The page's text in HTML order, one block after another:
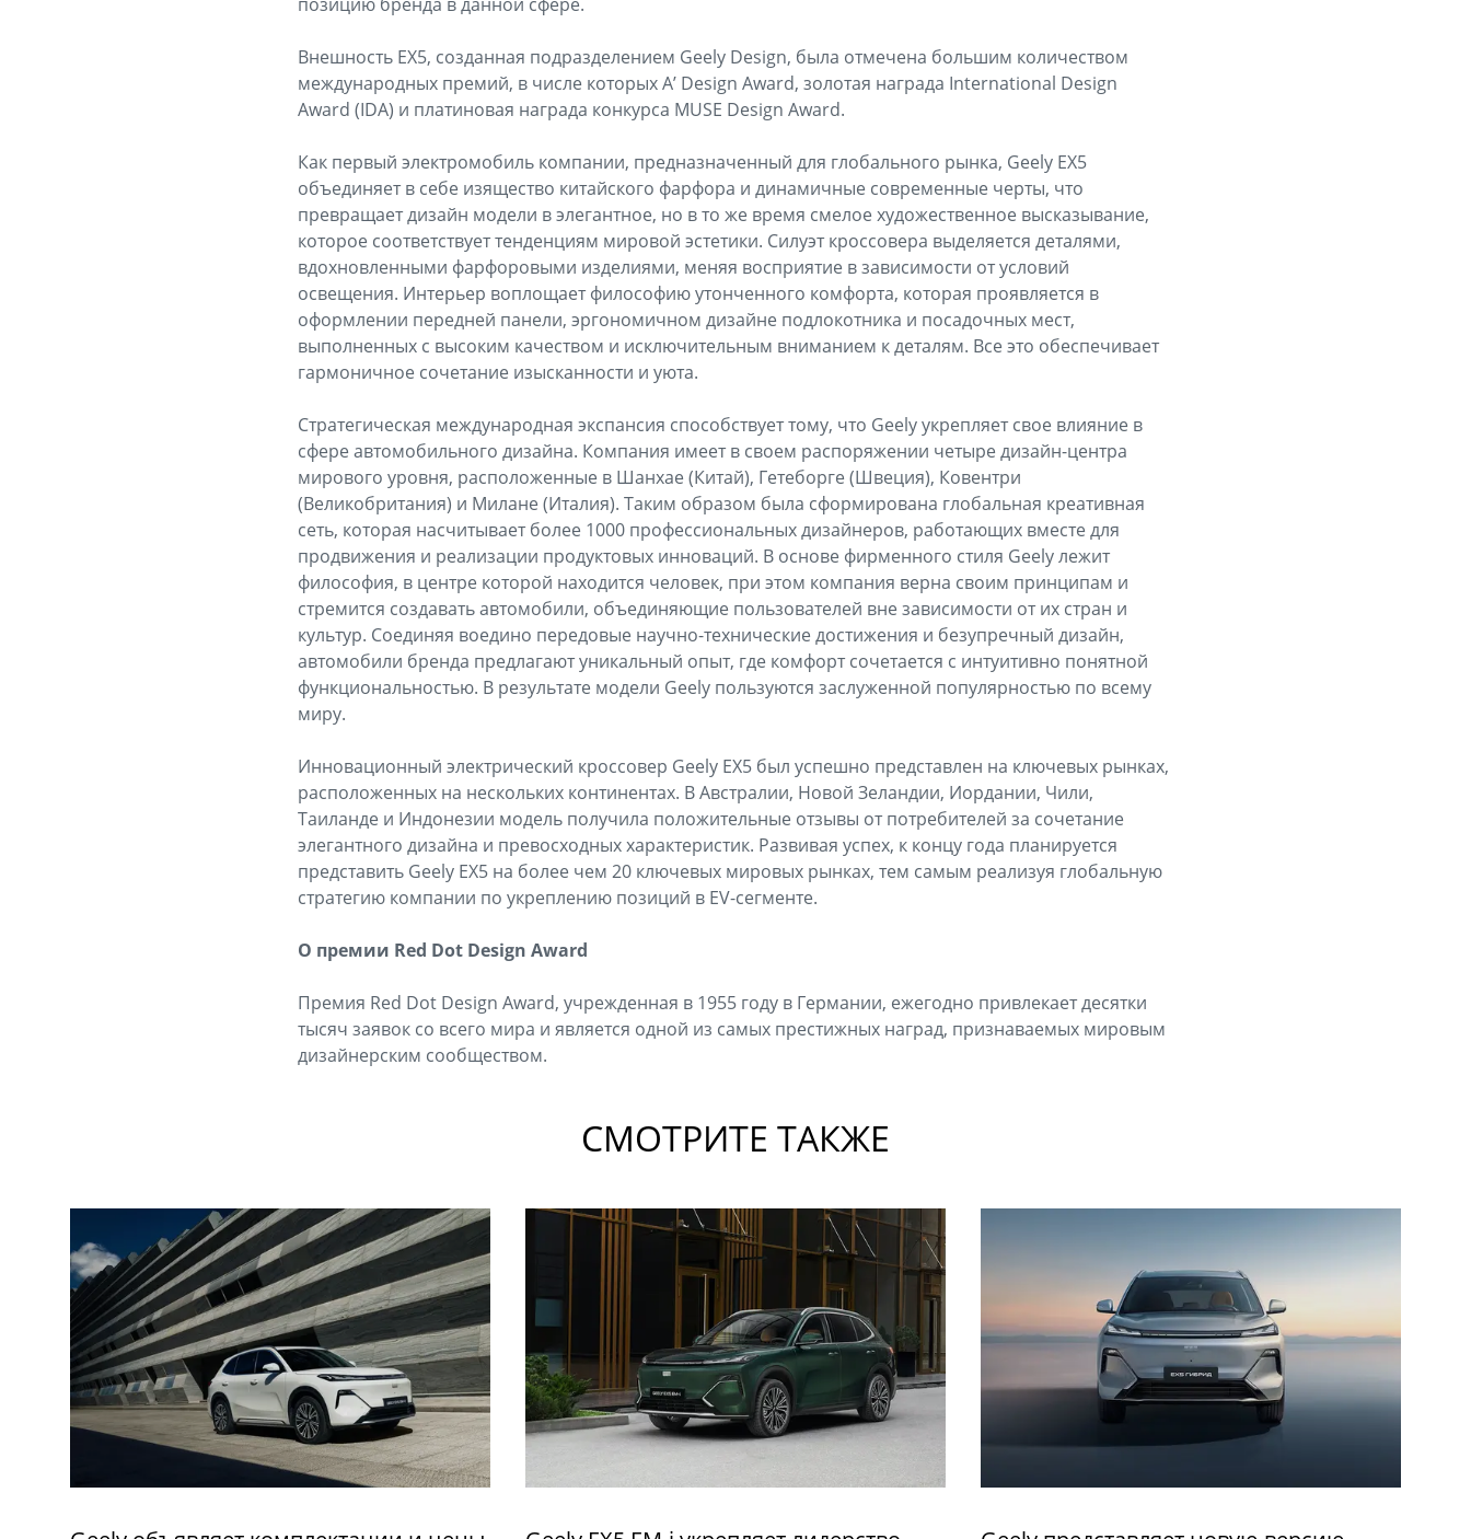
Внешность EX5, созданная подразделением Geely Design, была отмечена большим количеством
международных премий, в числе которых A’ Design Award, золотая награда International Design
Award (IDA) и платиновая награда конкурса MUSE Design Award.
Как первый электромобиль компании, предназначенный для глобального рынка, Geely EX5
объединяет в себе изящество китайского фарфора и динамичные современные черты, что
превращает дизайн модели в элегантное, но в то же время смелое художественное высказывание,
которое соответствует тенденциям мировой эстетики. Силуэт кроссовера выделяется деталями,
вдохновленными фарфоровыми изделиями, меняя восприятие в зависимости от условий
освещения. Интерьер воплощает философию утонченного комфорта, которая проявляется в
оформлении передней панели, эргономичном дизайне подлокотника и посадочных мест,
выполненных с высоким качеством и исключительным вниманием к деталям. Все это обеспечивает
гармоничное сочетание изысканности и уюта.
Стратегическая международная экспансия способствует тому, что Geely укрепляет свое влияние в
сфере автомобильного дизайна. Компания имеет в своем распоряжении четыре дизайн-центра
мирового уровня, расположенные в Шанхае (Китай), Гетеборге (Швеция), Ковентри
(Великобритания) и Милане (Италия). Таким образом была сформирована глобальная креативная
сеть, которая насчитывает более 1000 профессиональных дизайнеров, работающих вместе для
продвижения и реализации продуктовых инноваций. В основе фирменного стиля Geely лежит
философия, в центре которой находится человек, при этом компания верна своим принципам и
стремится создавать автомобили, объединяющие пользователей вне зависимости от их стран и
культур. Соединяя воедино передовые научно-технические достижения и безупречный дизайн,
автомобили бренда предлагают уникальный опыт, где комфорт сочетается с интуитивно понятной
функциональностью. В результате модели Geely пользуются заслуженной популярностью по всему
миру.
Инновационный электрический кроссовер Geely EX5 был успешно представлен на ключевых рынках,
расположенных на нескольких континентах. В Австралии, Новой Зеландии, Иордании, Чили,
Таиланде и Индонезии модель получила положительные отзывы от потребителей за сочетание
элегантного дизайна и превосходных характеристик. Развивая успех, к концу года планируется
представить Geely EX5 на более чем 20 ключевых мировых рынках, тем самым реализуя глобальную
стратегию компании по укреплению позиций в EV-сегменте.
О премии Red Dot Design Award
Премия Red Dot Design Award, учрежденная в 1955 году в Германии, ежегодно привлекает десятки
тысяч заявок со всего мира и является одной из самых престижных наград, признаваемых мировым
дизайнерским сообществом.
СМОТРИТЕ ТАКЖЕ